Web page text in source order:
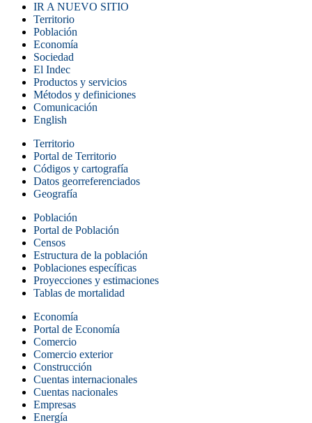
IR A NUEVO SITIO
Territorio
Población
Economía
Sociedad
El Indec
Productos y servicios
Métodos y definiciones
Comunicación
English
Territorio
Portal de Territorio
Códigos y cartografía
Datos georreferenciados
Geografía
Población
Portal de Población
Censos
Estructura de la población
Poblaciones específicas
Proyecciones y estimaciones
Tablas de mortalidad
Economía
Portal de Economía
Comercio
Comercio exterior
Construcción
Cuentas internacionales
Cuentas nacionales
Empresas
Energía